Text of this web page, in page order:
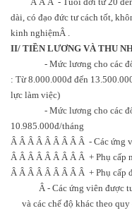
dài, có đạo đức tư cách tốt,
kinh nghiệmÂ .
II/ TIỀN LƯƠNG VÀ THU
- Mức lương cho các
: Từ 8.000.000đ đến
lực làm việc)
- Mức lương cho các
10.985.000đ/tháng
Â Â Â Â Â Â Â Â Â - Các ứng
Â Â Â Â Â Â Â Â Â + Phụ cấp
Â Â Â Â Â Â Â Â Â + Phụ cấp
Â - Các ứng viên được
và các chế độ khác theo